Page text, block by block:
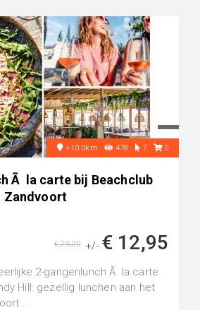
+10.0km 478 7 0
Ã la carte bij Beachclub
Zandvoort
+/- € 12,95
€ 25,20
2-gangenlunch Ã la carte
Hill: gezellig lunchen aan het